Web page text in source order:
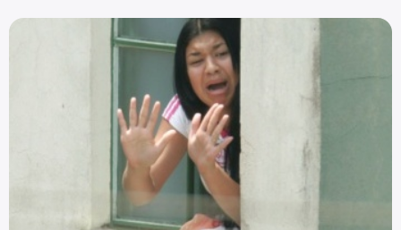
Por que precisamos matar o crime passional no jornalismo?